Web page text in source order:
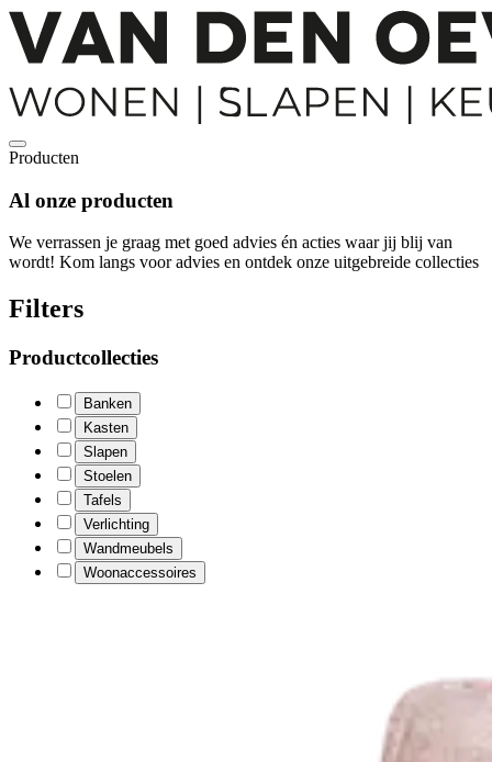
Producten
Al onze producten
We verrassen je graag met goed advies én acties waar jij blij van
wordt! Kom langs voor advies en ontdek onze uitgebreide collecties
Filters
Productcollecties
Banken
Kasten
Slapen
Stoelen
Tafels
Verlichting
Wandmeubels
Woonaccessoires